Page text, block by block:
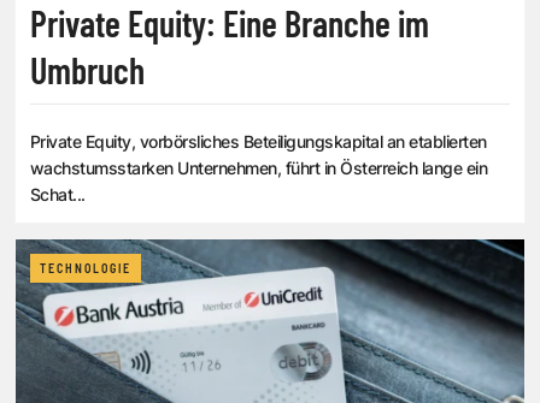
Private Equity: Eine Branche im
Umbruch
Private Equity, vorbörsliches Beteiligungskapital an etablierten
wachstumsstarken Unternehmen, führt in Österreich lange ein
Schat...
TECHNOLOGIE